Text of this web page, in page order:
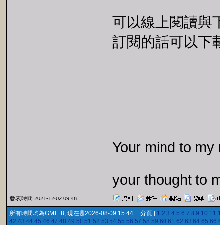
可以線上閱讀與
訂閱的話可以下
Your mind to my
your thought to
發表時間:2021-12-02 09:48
所有時間均為GMT+8, 現在是2026-08-09 15:44 分頁:[ 1 2 3 4 5 6 7 8 9 10 11
42 43 44 45 46 47 48 49 50 51 52 53 54 55 56 57 58 59 60 61 62 63 64 65 66